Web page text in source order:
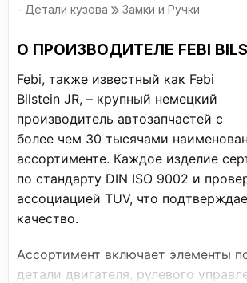
- Детали кузова
Замки и Ручки
О ПРОИЗВОДИТЕЛЕ FEBI
Febi, также известный как Febi
Bilstein JR, – крупный немецкий
производитель автозапчастей с
более чем 30 тысячами
ассортименте. Каждое изделие
по стандарту DIN ISO 9002 и
ассоциацией TUV, что
качество.
Ассортимент включает элементы
детали двигателя, рулевого